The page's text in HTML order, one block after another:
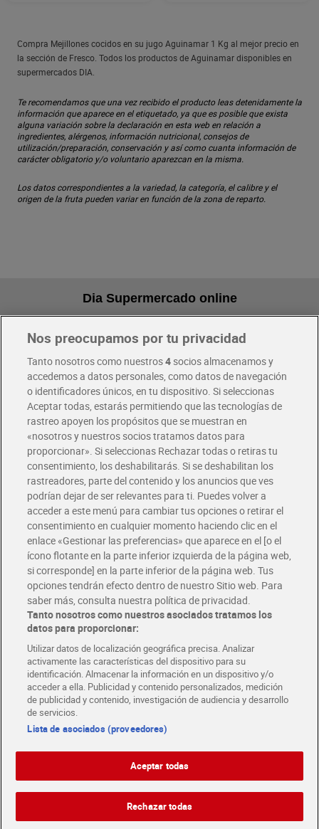
Compra Mejillones cocidos en su jugo Aguinamar 1 Kg al mejor precio en
la sección de Fresco. Todos los productos de Aguinamar disponibles en
supermercados DIA.
Te recomendamos que una vez recibido el producto leas detenidamente la
información que aparece en el etiquetado, ya que es posible que exista
alguna variación sobre la declaración en esta web en relación a
ingredientes, alérgenos, información nutricional, consejos de
utilización/preparación, conservación y así como cuanta información de
carácter obligatorio y/o voluntario aparezcan en la misma.
Los datos correspondientes a la variedad, la categoría, el calibre y el
origen de la fruta pueden variar en función de la zona de reparto.
Dia Supermercado online
Pide hoy, recibe hoy
Envío gratis por compras superiores a 100€
Envío estandar por 4,99€
Glovo y Uber Eats
Solicita tu factura de Glovo o Uber Eats
Únete al CLUB Dia
Disfruta las ventajas y ofertas exclusivas.
Descárgate la APP Dia
Folletos y Tiendas
Descubre las mejores ofertas y busca tu tienda más cercana
Tarjeta MaX Dia
Te devuelve hasta 8€/mes de tus compras.
¡Solicita tu tarjeta de crédito aquí!
COMER MEJOR CADA DIA
COLABORA CON DIA ABRE TU TIENDA DIA CORPORATE
EnglishPolítica de privacidad Política de cookies
Nos preocupamos por tu privacidad
Tanto nosotros como nuestros4socios almacenamos y
accedemos a datos personales, como datos de navegación
o identificadores únicos, en tu dispositivo. Si seleccionas
Aceptar todas, estarás permitiendo que las tecnologías de
rastreo apoyen los propósitos que se muestran en
«nosotros y nuestros socios tratamos datos para
proporcionar». Si seleccionas Rechazar todas o retiras tu
consentimiento, los deshabilitarás. Si se deshabilitan los
rastreadores, parte del contenido y los anuncios que ves
podrían dejar de ser relevantes para ti. Puedes volver a
acceder a este menú para cambiar tus opciones o retirar el
consentimiento en cualquier momento haciendo clic en el
enlace «Gestionar las preferencias» que aparece en el [o el
ícono flotante en la parte inferior izquierda de la página web,
si corresponde] en la parte inferior de la página web. Tus
opciones tendrán efecto dentro de nuestro Sitio web. Para
saber más, consulta nuestra política de privacidad.
Tanto nosotros como nuestros asociados tratamos los
datos para proporcionar:
Utilizar datos de localización geográfica precisa. Analizar
activamente las características del dispositivo para su
identificación. Almacenar la información en un dispositivo y/o
acceder a ella. Publicidad y contenido personalizados, medición
de publicidad y contenido, investigación de audiencia y desarrollo
de servicios.
Lista de asociados (proveedores)
Aceptar todas
Rechazar todas